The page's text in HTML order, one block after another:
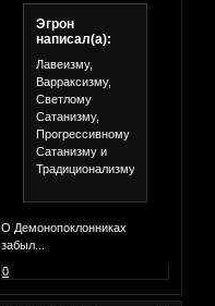
Эгрон
написал(а):
Лавеизму,
Варраксизму,
Светлому
Сатанизму,
Прогрессивному
Сатанизму и
Традиционализму.
О Демонопоклонниках
забыл...
0